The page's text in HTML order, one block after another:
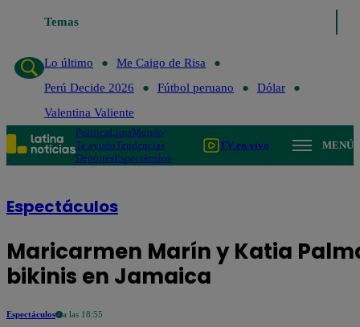
Temas
Lo último
Me Caigo de Risa
Perú Decide 2026
Fútbol peruano
Dólar
Valentina Valiente
PolíticaLimaMundo
Te ayudoTendencias
DeportesEspectáculos
TV en vivo MENÚ
Espectáculos
Maricarmen Marín y Katia
bikinis en Jamaica
Espectáculos a las 18:55